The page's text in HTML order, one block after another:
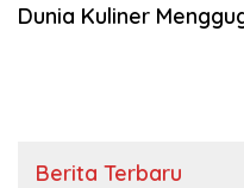
Dunia Kuliner
Berita Terbaru